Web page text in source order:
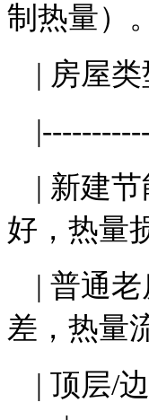
制热量）
| 房
| 新建
好，热
| 普通
差，热
| 顶层/